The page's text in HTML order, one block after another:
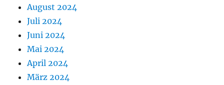
August 2024
Juli 2024
Juni 2024
Mai 2024
April 2024
März 2024